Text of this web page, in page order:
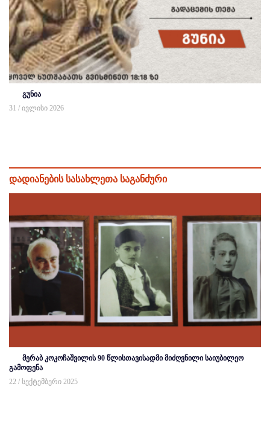
გუნია
31 / ივლისი 2026
დადიანების სასახლეთა საგანძური
მერაბ კოკოჩაშვილის 90 წლისთავისადმი მიძღვნილი საიუბილეო
გამოფენა
22 / სექტემბერი 2025